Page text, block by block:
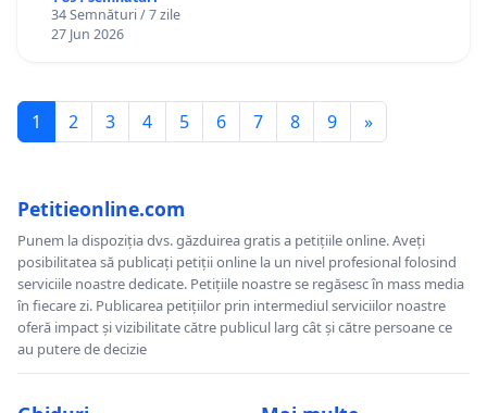
34 Semnături / 7 zile
27 Jun 2026
1 2 3 4 5 6 7 8 9 »
Petitieonline.com
Punem la dispoziția dvs. găzduirea gratis a petițiile online. Aveți
posibilitatea să publicați petiții online la un nivel profesional folosind
serviciile noastre dedicate. Petițiile noastre se regăsesc în mass media
în fiecare zi. Publicarea petițiilor prin intermediul serviciilor noastre
oferă impact și vizibilitate către publicul larg cât și către persoane ce
au putere de decizie